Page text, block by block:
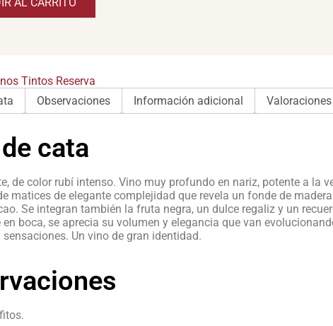
Tintos Reserva
Observaciones Información adicional
cata
de color rubí intenso. Vino muy profundo en nariz, potente a la
matices de elegante complejidad que revela un fonde de
Se integran también la fruta negra, un dulce regaliz y un
en boca, se aprecia su volumen y elegancia que van
Un vino de gran identidad.